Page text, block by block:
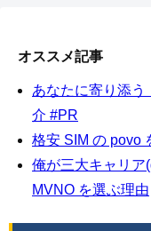
オススメ記事
あなたに寄り添う
介 #PR
格安 SIM の povo
俺が三大キャリア
MVNO を選ぶ理由